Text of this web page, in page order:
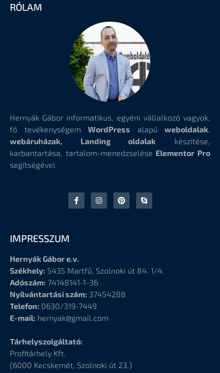
RÓLAM
Hernyák Gábor informatikus, egyéni vállalkozó vagyok,
fő tevékenységem WordPress alapú weboldalak,
webáruházak, Landing oldalak készítése,
karbantartása, tartalom-menedzselése Elementor Pro
segítségével
IMPRESSZUM
Hernyák Gábor e.v.
Székhely: 5435 Martfű, Szolnoki út 84. 1/4.
Adószám: 74148141-1-36
Nyilvántartási szám: 37454288
Telefon: 0630/319-7449
E-mail: hernyak@gmail.com
Tárhelyszolgáltató:
Profitárhely Kft.
(6000 Kecskemét, Szolnoki út 23.)